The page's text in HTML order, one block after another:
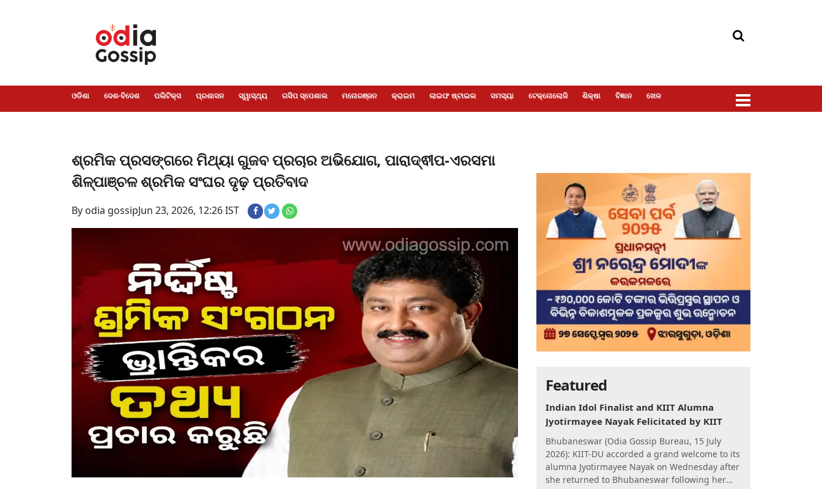
ଓଡିଶା ଦେଶ-ବିଦେଶ ପଲିଟିକ୍ସ ପ୍ରଶାସନ ସ୍ୱାସ୍ଥ୍ୟ ଗସିପ ସ୍ପେଶାଲ ମନୋରଞ୍ଜନ କ୍ରାଇମ ଲାଇଫ ଷ୍ଟାଇଲ ସମସ୍ୟା ଟେକ୍ନୋଲୋଜି ଶିକ୍ଷା ବିଜ୍ଞାନ ଖେଳ
ଶ୍ରମିକ ପ୍ରସଙ୍ଗରେ ମିଥ୍ୟା ଗୁଜବ ପ୍ରଚାର ଅଭିଯୋଗ, ପାରାଦ୍ଵୀପ-ଏରସମା
ଶିଳ୍ପାଞ୍ଚଳ ଶ୍ରମିକ ସଂଘର ଦୃଢ଼ ପ୍ରତିବାଦ
By odia gossipJun 23, 2026, 12:26 IST
Featured
Indian Idol Finalist and KIIT Alumna
Jyotirmayee Nayak Felicitated by KIIT
Bhubaneswar (Odia Gossip Bureau, 15 July
2026): KIIT-DU accorded a grand welcome to its
alumna Jyotirmayee Nayak on Wednesday after
she returned to Bhubaneswar following her